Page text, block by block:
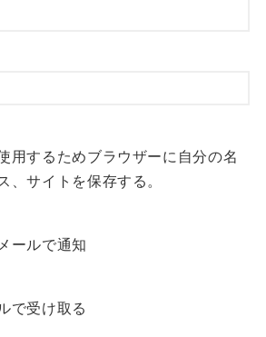
用するためブラウザーに自分の名
、サイトを保存する。
ールで通知
で受け取る